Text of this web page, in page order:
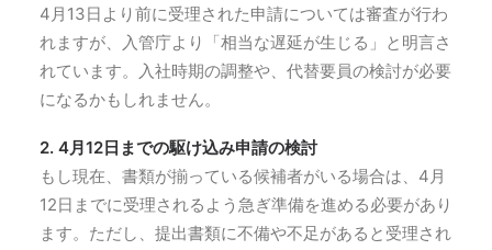
4月13日より前に受理された申請については審査が行わ
れますが、入管庁より「相当な遅延が生じる」と明言さ
れています。入社時期の調整や、代替要員の検討が必要
になるかもしれません。
2. 4月12日までの駆け込み申請の検討
もし現在、書類が揃っている候補者がいる場合は、4月
12日までに受理されるよう急ぎ準備を進める必要があり
ます。ただし、提出書類に不備や不足があると受理され